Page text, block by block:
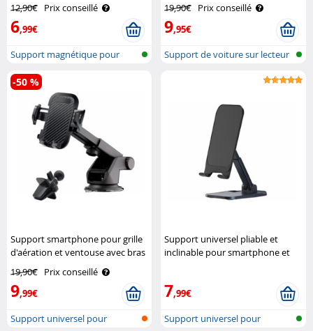
12,90€ Prix conseillé
6,99€
Support magnétique pour
grille d’aé..
19,90€ Prix conseillé
9,95€
Support de voiture sur lecteur
Support smartphone pour grille
d'aération et ventouse avec bras
19,90€ Prix conseillé
9,99€
-50 %
Support universel pour
Support universel pliable et
inclinable pour smartphone et
7,99€
Support universel pour